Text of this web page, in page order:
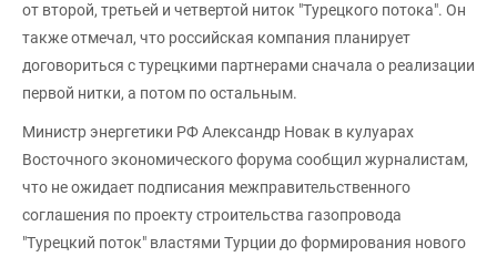
от второй, третьей и четвертой ниток "Турецкого потока". Он
также отмечал, что российская компания планирует
договориться с турецкими партнерами сначала о реализации
первой нитки, а потом по остальным.
Министр энергетики РФ Александр Новак в кулуарах
Восточного экономического форума сообщил журналистам,
что не ожидает подписания межправительственного
соглашения по проекту строительства газопровода
"Турецкий поток" властями Турции до формирования нового